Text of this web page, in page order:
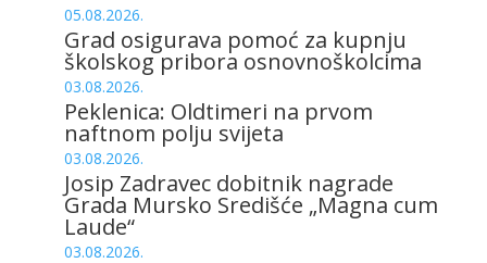
05.08.2026.
Grad osigurava pomoć za kupnju
školskog pribora osnovnoškolcima
03.08.2026.
Peklenica: Oldtimeri na prvom
naftnom polju svijeta
03.08.2026.
Josip Zadravec dobitnik nagrade
Grada Mursko Središće „Magna cum
Laude“
03.08.2026.